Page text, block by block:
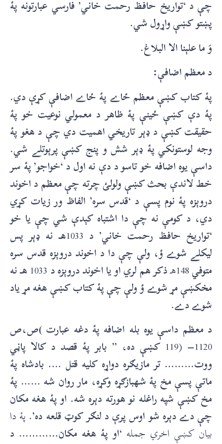
چې د ‘تواريخ حافظ رحمت خاني’ فارسي عبارتونه پۀ
پښتو کښې واړول شي.
وَ ما علېنا الا البلاغ.
د معظم اضافې:
پۀ کتاب کښې معظم ځاے پۀ ځاے اضافې کړې دي.
پۀ دې کښې ځينې پۀ ظاهر د معمولي نوعيت خو پۀ
حقيقت کښې د ډېر تاريخي اهميت دي چې د هغو پۀ
وجه لوستونکي پۀ ډېر شش و پنج کښې پرېوتلے شي.
داسې يوه اضافه خو تاسو د دې نه اول د ‘خواجو’ پۀ سر
خط لاندې بحث کښې ولولئ چرته چې معظم د اخوند
دروېزه پۀ نوم پسې د ‘قدس سره’ الفاظ ور زيات کړي
دي، د کومې نه چې دا اشتباه کېدې شي چې يا خو
‘تواريخ حافظ رحمت خاني’ د 1033هـ نه ډېر پس
ليکلے شوے ؤ، ولې چې دا د اخوند دروېزه قدس سره
متوفي148هـ ذکر هم لري او يا اخوند دروېزه د 1033هـ نه
مخکښې مړ شوے ؤ ولې چې پۀ کتاب کښې هغه مړ ياد
شوے دے.
د معظم داسې يوه بله اضافه پۀ دغه عبارت )ص،ص
1120
–
(119
کښې ده، ” بابر پۀ قصد د کالا پاڼي
ووت……… تر مازيګره دواړه کليه قتل …. بادشاه پۀ
ماتې پسې مخ پۀ شهبازګړه وکړه، مار روان شه …… پۀ
مخ کښې شپه راغله نو هورته دېره شه. او پۀ هغه مکان
چې دے دېره شو اوس پرې د لنګر کوټ قلعه ده’.پۀ دا
بيان کښې اخري جمله‘او پۀ هغه مکان………… د